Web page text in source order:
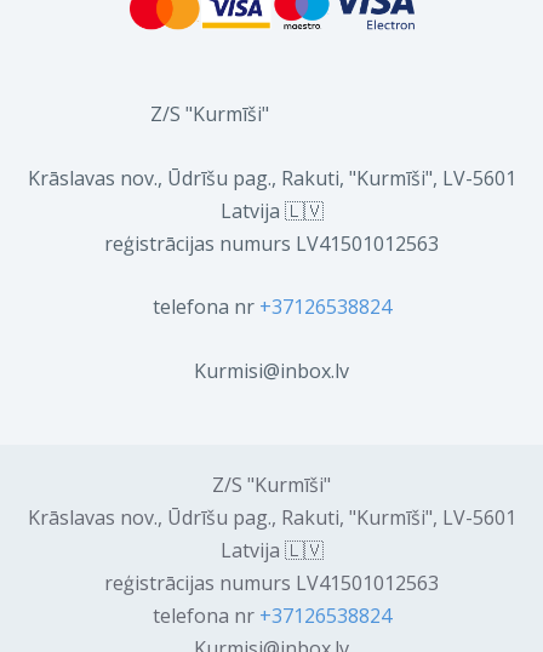
Z/S "Kurmīši"
Krāslavas nov., Ūdrīšu pag., Rakuti, "Kurmīši", LV-5601
Latvija 🇱🇻
reģistrācijas numurs LV41501012563
telefona nr +37126538824
Kurmisi@inbox.lv
Z/S "Kurmīši"
Krāslavas nov., Ūdrīšu pag., Rakuti, "Kurmīši", LV-5601
Latvija 🇱🇻
reģistrācijas numurs LV41501012563
telefona nr +37126538824